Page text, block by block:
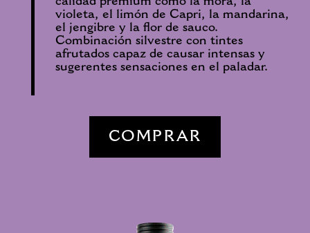
violeta, el limón de Capri, la mandarina,
el jengibre y la flor de sauco.
Combinación silvestre con tintes
afrutados capaz de causar intensas y
sugerentes sensaciones en el paladar.
COMPRAR